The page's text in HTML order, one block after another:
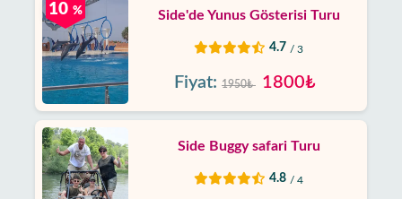
10 % Side'de Yunus Gösterisi Turu
4.7 / 3
Fiyat: 1950₺ 1800₺
Side Buggy safari Turu
4.8 / 4